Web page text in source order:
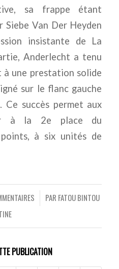
sa frappe étant
Siebe Van Der Heyden
insistante de La
Anderlecht a tenu
à une prestation solide
sur le flanc gauche
succès permet aux
à la 2e place du
à six unités de
/ PAR FATOU BINTOU
PUBLICATION